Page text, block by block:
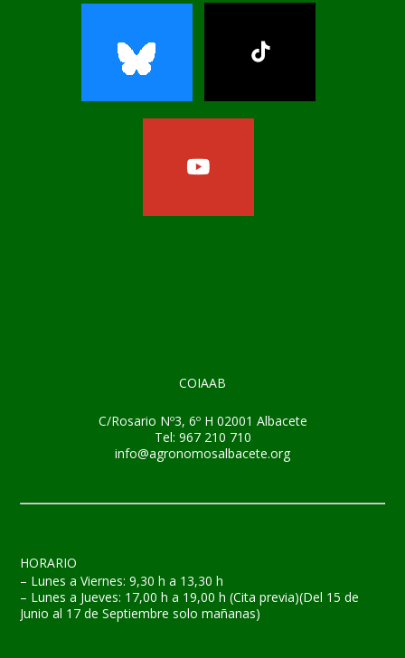
COIAAB
C/Rosario Nº3, 6º H 02001 Albacete
Tel: 967 210 710
info@agronomosalbacete.org
HORARIO
– Lunes a Viernes: 9,30 h a 13,30 h
– Lunes a Jueves: 17,00 h a 19,00 h (Cita previa)(Del 15 de
Junio al 17 de Septiembre solo mañanas)